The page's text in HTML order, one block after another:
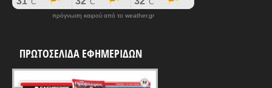
πρόγνωση καιρού από το weather.gr
ΠΡΩΤΟΣΕΛΙΔΑ ΕΦΗΜΕΡΙΔΩΝ